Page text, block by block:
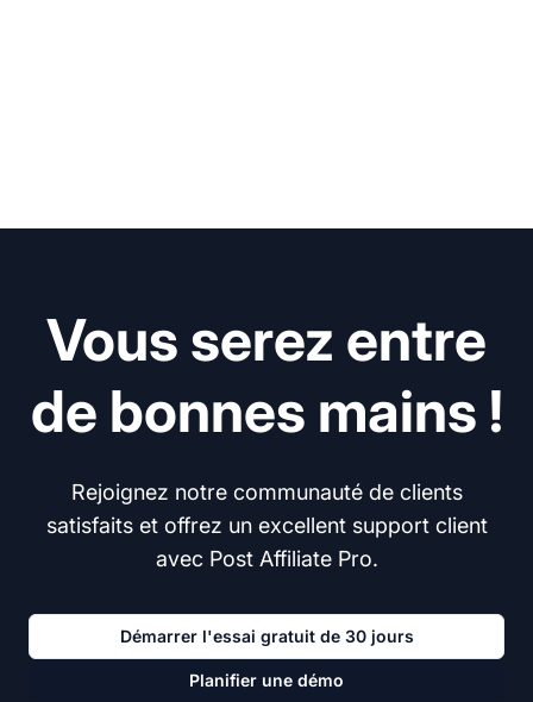
Vous serez entre
de bonnes mains !
Rejoignez notre communauté de clients
satisfaits et offrez un excellent support client
avec Post Affiliate Pro.
Démarrer l'essai gratuit de 30 jours
Planifier une démo